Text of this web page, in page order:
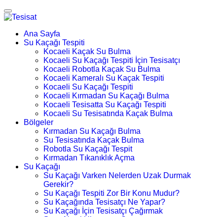
Ana Sayfa
Su Kaçağı Tespiti
Kocaeli Kaçak Su Bulma
Kocaeli Su Kaçağı Tespiti İçin Tesisatçı
Kocaeli Robotla Kaçak Su Bulma
Kocaeli Kameralı Su Kaçak Tespiti
Kocaeli Su Kaçağı Tespiti
Kocaeli Kırmadan Su Kaçağı Bulma
Kocaeli Tesisatta Su Kaçağı Tespiti
Kocaeli Su Tesisatında Kaçak Bulma
Bölgeler
Kırmadan Su Kaçağı Bulma
Su Tesisatında Kaçak Bulma
Robotla Su Kaçağı Tespit
Kırmadan Tıkanıklık Açma
Su Kaçağı
Su Kaçağı Varken Nelerden Uzak Durmak
Gerekir?
Su Kaçağı Tespiti Zor Bir Konu Mudur?
Su Kaçağında Tesisatçı Ne Yapar?
Su Kaçağı İçin Tesisatçı Çağırmak